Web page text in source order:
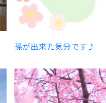
孫が出来た気分です♪